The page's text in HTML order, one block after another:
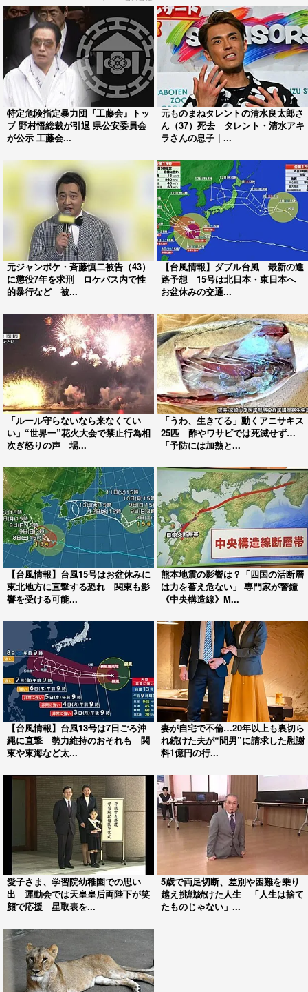
特定危険指定暴力団『工藤会』トッ
プ 野村悟総裁が引退 県公安委員会
が公示 工藤会...
元ものまねタレントの清水良太郎さ
ん（37）死去 タレント・清水アキ
ラさんの息子｜...
元ジャンポケ・斉藤慎二被告（43）
に懲役7年を求刑 ロケバス内で性
的暴行など 被...
【台風情報】ダブル台風 最新の進
路予想 15号は北日本・東日本へ
お盆休みの交通...
「ルール守らないなら来なくてい
い」“世界一”花火大会で禁止行為相
次ぎ怒りの声 場...
「うわ、生きてる」動くアニサキス
25匹 酢やワサビでは死滅せず…
「予防には加熱と...
【台風情報】台風15号はお盆休みに
東北地方に直撃する恐れ 関東も影
響を受ける可能...
熊本地震の影響は？「四国の活断層
は力を蓄え危ない」 専門家が警鐘
《中央構造線》M...
【台風情報】台風13号は7日ごろ沖
縄に直撃 勢力維持のおそれも 関
東や東海など太...
妻が自宅で不倫…20年以上も裏切ら
れ続けた夫が“間男”に請求した慰謝
料1億円の行...
愛子さま、学習院幼稚園での思い
出 運動会では天皇皇后両陛下が笑
顔で応援 星取表を...
5歳で両足切断、差別や困難を乗り
越え挑戦続けた人生 「人生は捨て
たものじゃない」...